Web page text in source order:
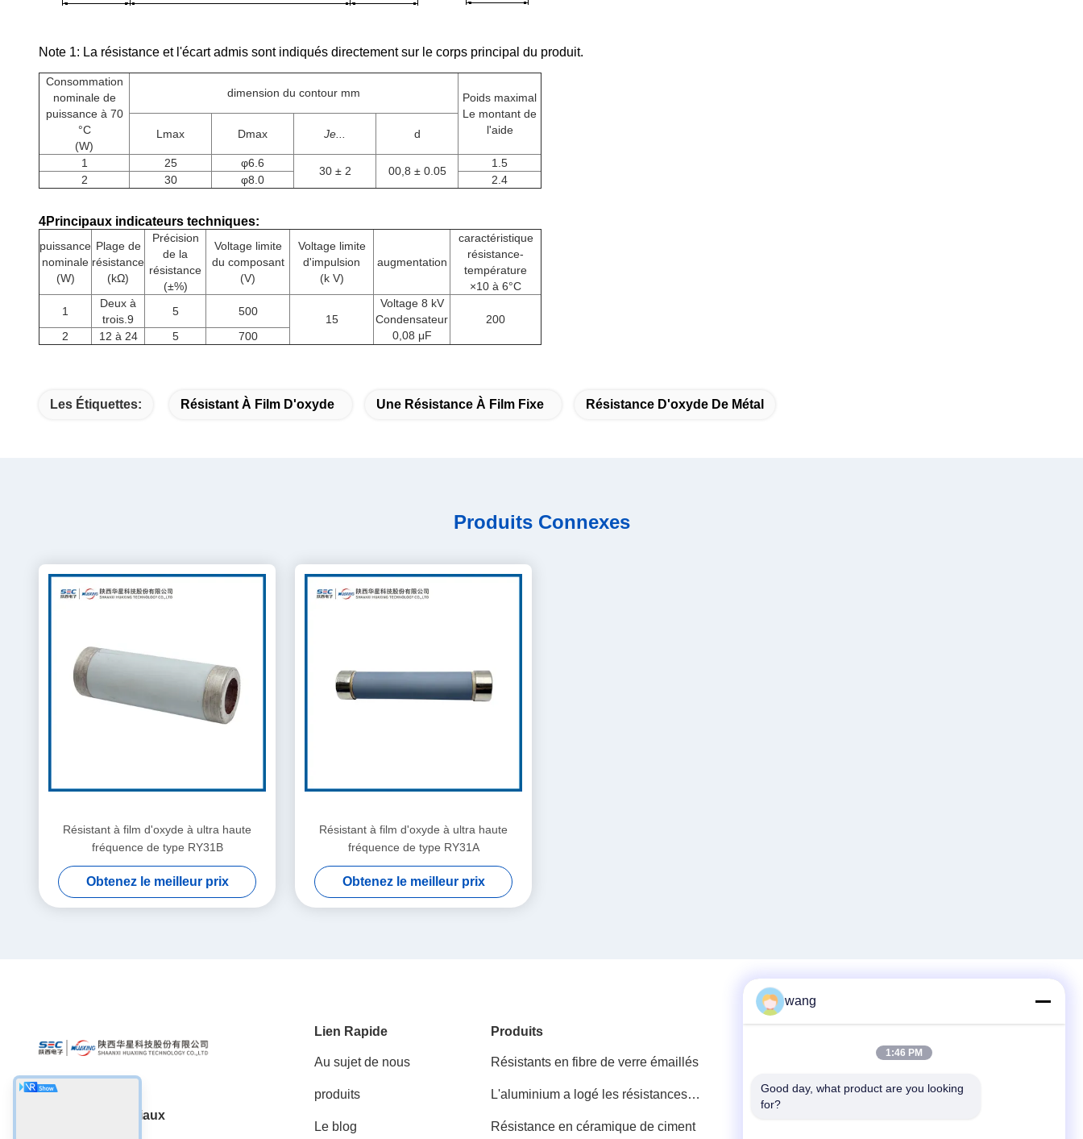
Note 1: La résistance et l'écart admis sont indiqués directement sur le corps principal du produit.
Consommation
nominale de
puissance à 70
°C
(W)
dimension du contour mm
Poids maximal
Le montant de
l'aide
Lmax Dmax Je... d
1 25 φ6.6
30 ± 2 00,8 ± 0.05
1.5
2
30 φ8.0 2.4
4Principaux indicateurs techniques:
puissance
nominale
(W)
Plage de
résistance
(kΩ)
Précision
de la
résistance
(±%)
Voltage limite
du composant
(V)
Voltage limite
d'impulsion
(k V)
augmentation
caractéristique
résistance-
température
×10 à 6°C
1
Deux à
trois.9
5 500
15
Voltage 8 kV
Condensateur
0,08 μF
200
2
12 à 24 5 700
Les Étiquettes: Résistant À Film D'oxyde Une Résistance À Film Fixe Résistance D'oxyde De Métal
Produits Connexes
Résistant à film d'oxyde à ultra haute
fréquence de type RY31B
Obtenez le meilleur prix
Résistant à film d'oxyde à ultra haute
fréquence de type RY31A
Obtenez le meilleur prix
Les réseaux sociaux
Lien Rapide
Au sujet de nous
produits
Le blog
Produits
Résistants en fibre de verre émaillés
L'aluminium a logé les résistances
Résistance en céramique de ciment
86-029-33786435
wang
1:46 PM
Good day, what product are you looking
for?